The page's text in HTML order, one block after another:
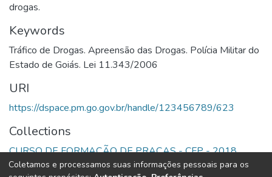
drogas.
Keywords
Tráfico de Drogas. Apreensão das Drogas. Polícia Militar do
Estado de Goiás. Lei 11.343/2006
URI
https://dspace.pm.go.gov.br/handle/123456789/623
Collections
CURSO DE FORMAÇÃO DE PRAÇAS - CFP - 2018
Coletamos e processamos suas informações pessoais para os